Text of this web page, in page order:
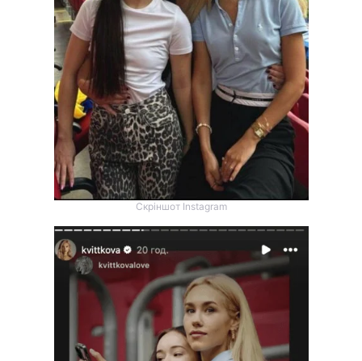
Скріншот Instagram